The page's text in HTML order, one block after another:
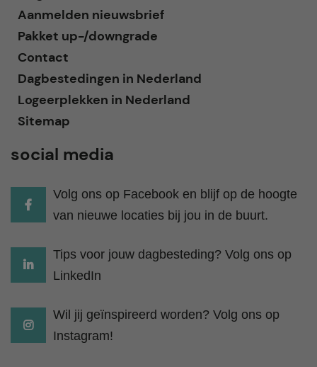
Aanmelden nieuwsbrief
Pakket up-/downgrade
Contact
Dagbestedingen in Nederland
Logeerplekken in Nederland
Sitemap
social media
Volg ons op Facebook en blijf op de hoogte
van nieuwe locaties bij jou in de buurt.
Tips voor jouw dagbesteding? Volg ons op
LinkedIn
Wil jij geïnspireerd worden? Volg ons op
Instagram!